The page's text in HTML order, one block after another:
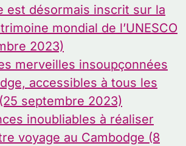
est désormais inscrit sur la
mondial de l’UNESCO
2023)
merveilles insoupçonnées
accessibles à tous les
septembre 2023)
inoubliables à réaliser
voyage au Cambodge (8